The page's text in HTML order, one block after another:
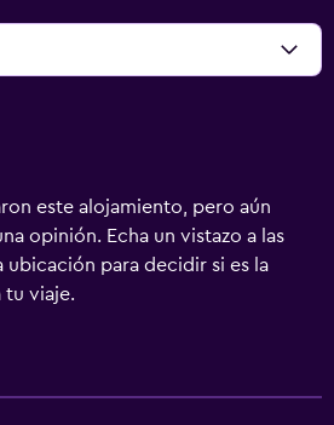
este alojamiento, pero aún
opinión. Echa un vistazo a las
ubicación para decidir si es la
tu viaje.